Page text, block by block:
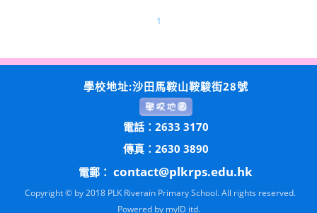
1
學校地址:沙田馬鞍山鞍駿街28號
電話：2633 3170
傳真：2630 3890
電郵： contact@plkrps.edu.hk
Copyright © by 2018 PLK Riverain Primary School. All rights reserved.
Powered by myID itd.